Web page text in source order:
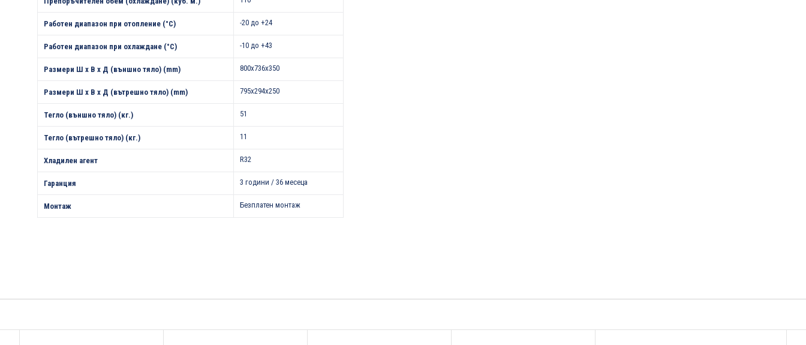
Работен диапазон при отопление (°С) -20 до +24
Работен диапазон при охлаждане (°С) -10 до +43
Размери Ш х В х Д (външно тяло) (mm) 800x736x350
Размери Ш х В х Д (вътрешно тяло) (mm) 795x294x250
Тегло (външно тяло) (кг.) 51
Тегло (вътрешно тяло) (кг.) 11
Хладилен агент R32
Гаранция 3 години / 36 месеца
Монтаж Безплатен монтаж